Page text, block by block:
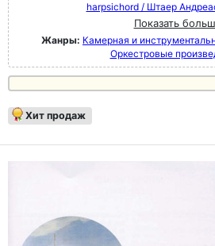
harpsichord / Штаер
Показать
Жанры: Камерная и
Оркестровые
Хит продаж